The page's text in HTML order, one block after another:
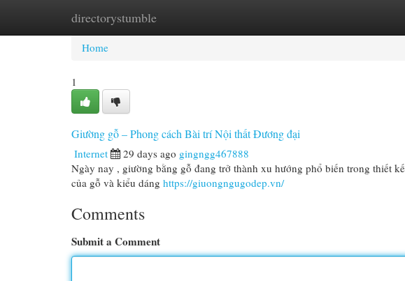
directorystumble
Home New Site Listings
Home
1
Giường gỗ – Phong cách Bài trí Nội thất Đương đại
Internet 29 days ago gingngg467888
Ngày nay , giường bằng gỗ đang trở thành xu hướng phổ biến trong thiết
của gỗ và kiểu dáng https://giuongngugodep.vn/
Comments
Submit a Comment